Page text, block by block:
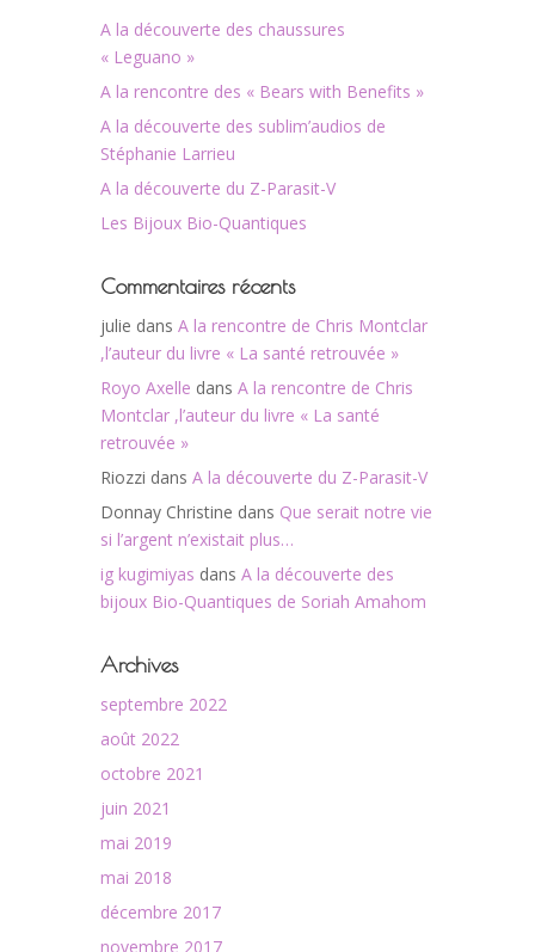
A la découverte des chaussures
« Leguano »
A la rencontre des « Bears with Benefits »
A la découverte des sublim’audios de
Stéphanie Larrieu
A la découverte du Z-Parasit-V
Les Bijoux Bio-Quantiques
Commentaires récents
julie dans A la rencontre de Chris Montclar
,l’auteur du livre « La santé retrouvée »
Royo Axelle dans A la rencontre de Chris
Montclar ,l’auteur du livre « La santé
retrouvée »
Riozzi dans A la découverte du Z-Parasit-V
Donnay Christine dans Que serait notre vie
si l’argent n’existait plus…
ig kugimiyas dans A la découverte des
bijoux Bio-Quantiques de Soriah Amahom
Archives
septembre 2022
août 2022
octobre 2021
juin 2021
mai 2019
mai 2018
décembre 2017
novembre 2017